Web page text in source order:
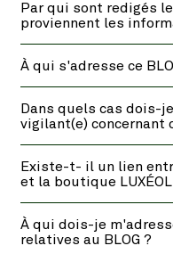
Par qui sont redigés
proviennent les
À qui s'adresse ce
Dans quels cas dois-
vigilant(e) concernant
Existe-t- il un lien
et la boutique LUXÉOL
À qui dois-je
relatives au BLOG ?